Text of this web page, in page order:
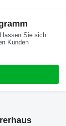
lassen Sie sich
Kunden